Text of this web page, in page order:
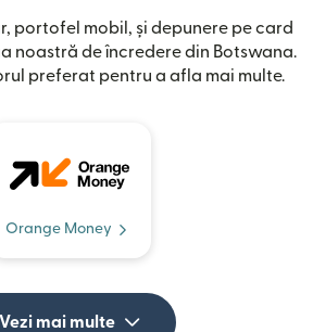
portofel mobil, și depunere pe card
noastră de încredere din Botswana.
preferat pentru a afla mai multe.
Orange Money
Vezi mai multe